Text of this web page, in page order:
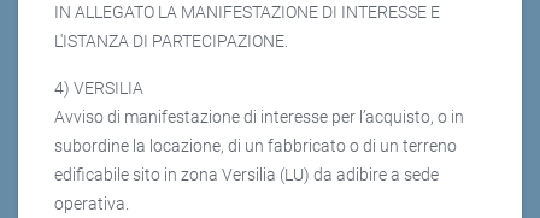
IN ALLEGATO LA MANIFESTAZIONE DI INTERESSE E
L'ISTANZA DI PARTECIPAZIONE.
4) VERSILIA
Avviso di manifestazione di interesse per l’acquisto, o in
subordine la locazione, di un fabbricato o di un terreno
edificabile sito in zona Versilia (LU) da adibire a sede
operativa.